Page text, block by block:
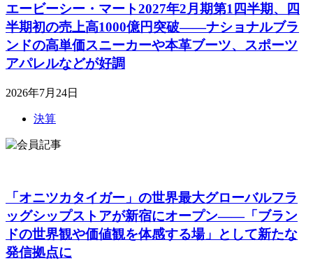
エービーシー・マート2027年2月期第1四半期、四
半期初の売上高1000億円突破――ナショナルブラ
ンドの高単価スニーカーや本革ブーツ、スポーツ
アパレルなどが好調
2026年7月24日
決算
「オニツカタイガー」の世界最大グローバルフラ
ッグシップストアが新宿にオープン――「ブラン
ドの世界観や価値観を体感する場」として新たな
発信拠点に